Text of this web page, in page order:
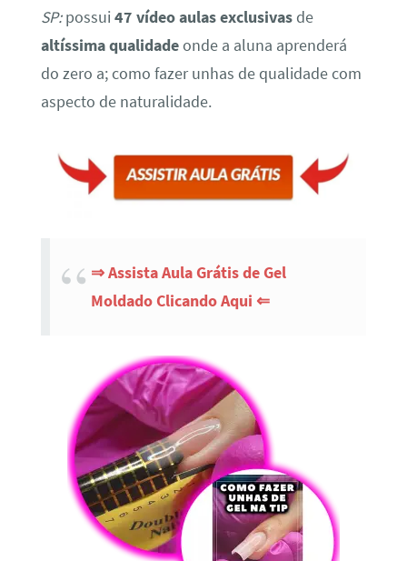
SP:possui 47 vídeo aulas exclusivasde
altíssima qualidadeonde a aluna aprenderá
do zero a; como fazer unhas de qualidade com
aspecto de naturalidade.
⇒ Assista Aula Grátis de Gel
Moldado Clicando Aqui ⇐